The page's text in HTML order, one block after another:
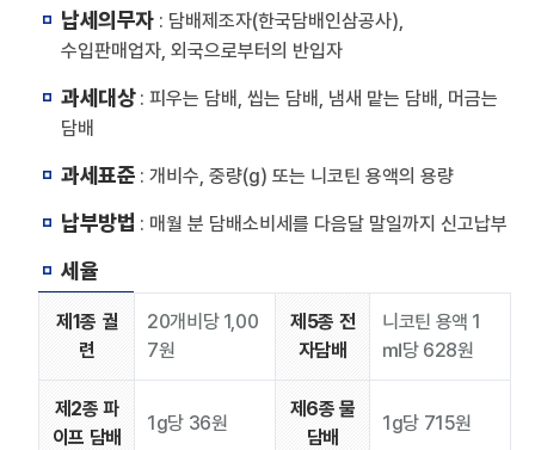
납세의무자 : 담배제조자(한국담배인삼공사),
수입판매업자, 외국으로부터의 반입자
과세대상 : 피우는 담배, 씹는 담배, 냄새 맡는 담배, 머금는
담배
과세표준 : 개비수, 중량(g) 또는 니코틴 용액의 용량
납부방법 : 매월 분 담배소비세를 다음달 말일까지 신고납부
세율
제1종 궐
련
20개비당 1,00
7원
제5종 전
자담배
니코틴 용액 1
㎖당 628원
제2종 파
이프 담배
1g당 36원
제6종 물
담배
1g당 715원